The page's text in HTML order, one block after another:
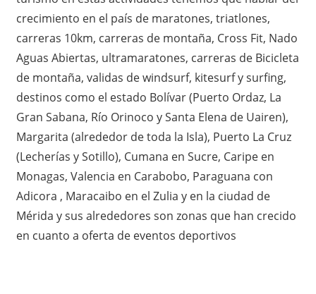
crecimiento en el país de maratones, triatlones,
carreras 10km, carreras de montaña, Cross Fit, Nado
Aguas Abiertas, ultramaratones, carreras de Bicicleta
de montaña, validas de windsurf, kitesurf y surfing,
destinos como el estado Bolívar (Puerto Ordaz, La
Gran Sabana, Río Orinoco y Santa Elena de Uairen),
Margarita (alrededor de toda la Isla), Puerto La Cruz
(Lecherías y Sotillo), Cumana en Sucre, Caripe en
Monagas, Valencia en Carabobo, Paraguana con
Adicora , Maracaibo en el Zulia y en la ciudad de
Mérida y sus alrededores son zonas que han crecido
en cuanto a oferta de eventos deportivos